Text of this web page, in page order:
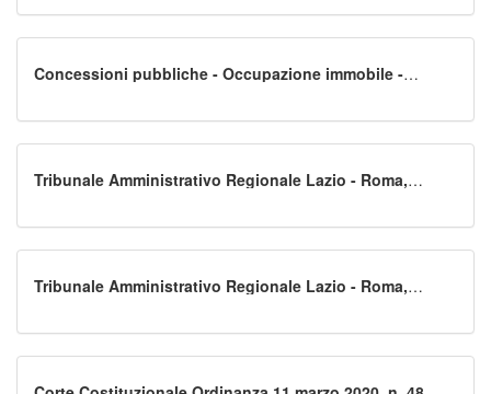
Concessioni pubbliche - Occupazione immobile -
locazione
Tribunale Amministrativo Regionale Lazio - Roma,
Tribunale Amministrativo Regionale Lazio - Roma,